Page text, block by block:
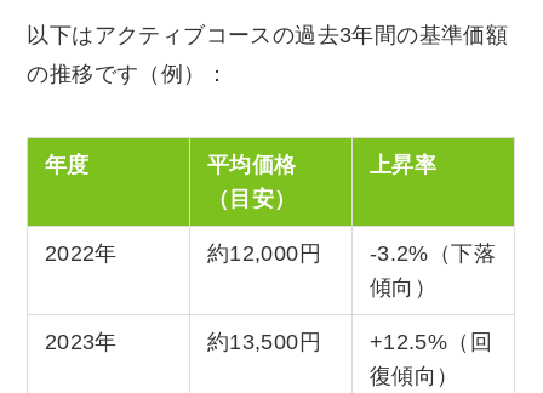
以下はアクティブコースの過去3年間の基準価額
の推移です（例）：
年度
平均価格
（目安）
上昇率
2022年 約12,000円
-3.2%（下落
傾向）
2023年 約13,500円
+12.5%（回
復傾向）